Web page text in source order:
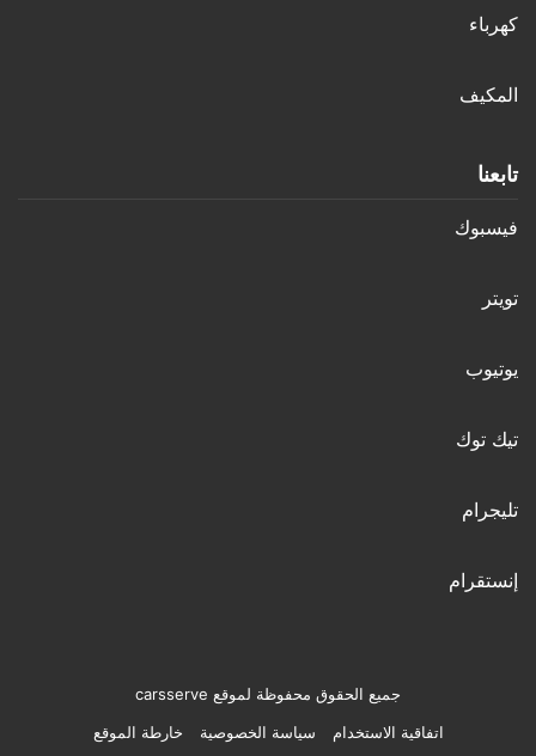
كهرباء
المكيف
تابعنا
فيسبوك
تويتر
يوتيوب
تيك توك
تليجرام
إنستقرام
جميع الحقوق محفوظة لموقع carsserve
اتفاقية الاستخدام
سياسة الخصوصية خارطة الموقع